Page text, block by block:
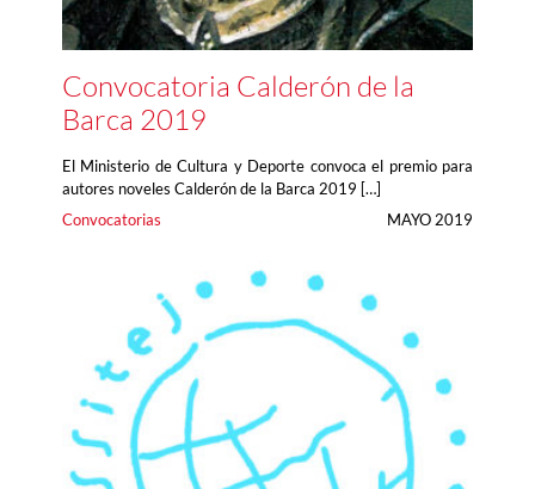
Convocatoria Calderón de la
Barca 2019
El Ministerio de Cultura y Deporte convoca el premio para
autores noveles Calderón de la Barca 2019 […]
Convocatorias
MAYO 2019